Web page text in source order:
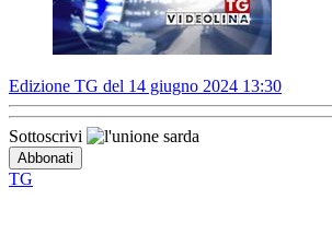
Edizione TG del 14 giugno 2024 13:30
Sottoscrivi
TG